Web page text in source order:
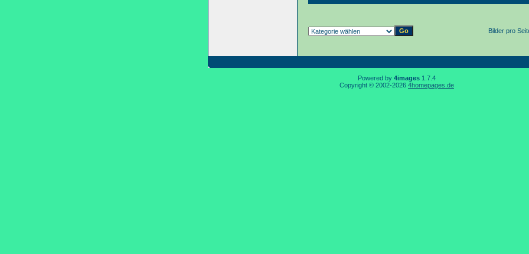
Bilder pro
Powered by 4images 1.7.4
Copyright © 2002-2026 4homepages.de